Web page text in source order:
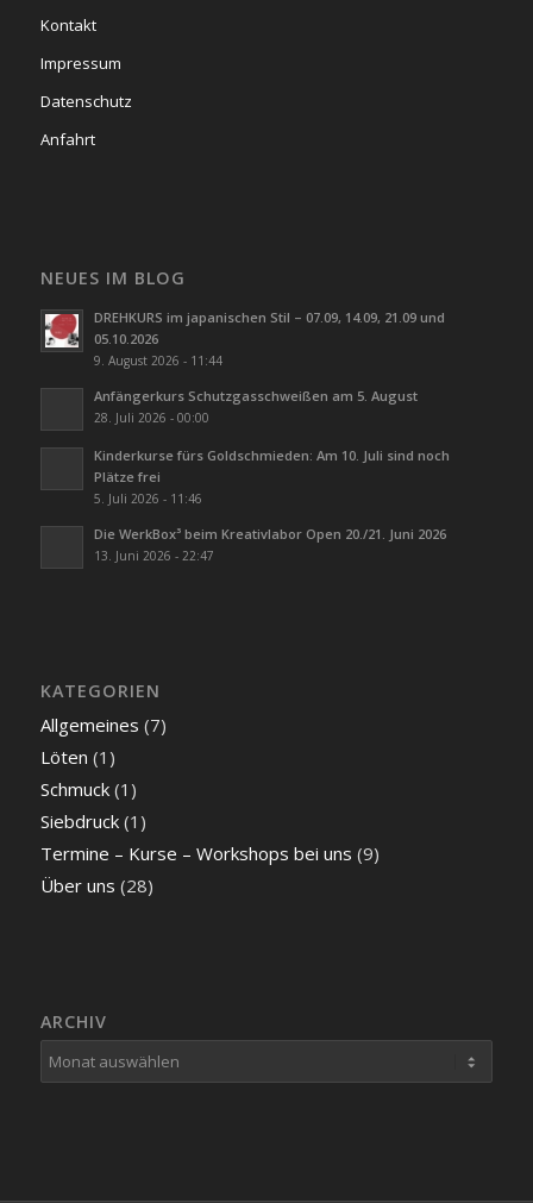
Kontakt
Impressum
Datenschutz
Anfahrt
NEUES IM BLOG
DREHKURS im japanischen Stil – 07.09, 14.09, 21.09 und
05.10.2026
9. August 2026 - 11:44
Anfängerkurs Schutzgasschweißen am 5. August
28. Juli 2026 - 00:00
Kinderkurse fürs Goldschmieden: Am 10. Juli sind noch
Plätze frei
5. Juli 2026 - 11:46
Die WerkBox³ beim Kreativlabor Open 20./21. Juni 2026
13. Juni 2026 - 22:47
KATEGORIEN
Allgemeines (7)
Löten (1)
Schmuck(1)
Siebdruck(1)
Termine – Kurse – Workshops bei uns (9)
Über uns (28)
ARCHIV